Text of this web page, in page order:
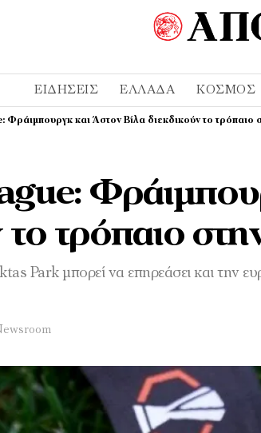
ΕΙΔΉΣΕΙΣ ΕΛΛΆΔΑ ΚΌΣΜΟΣ
και Άστον Βίλα διεκδικούν το τρόπαιο
το τρόπαιο
Park μπορεί να επηρεάσει και την